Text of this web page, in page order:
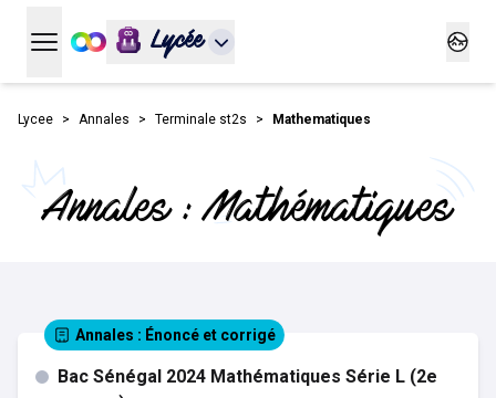
Ouvrir le menu principal
Lycée
Lycee Annales Terminale st2s Mathematiques
Annales : Mathématiques
Annales : Énoncé et corrigé
Bac Sénégal 2024 Mathématiques Série L (2e